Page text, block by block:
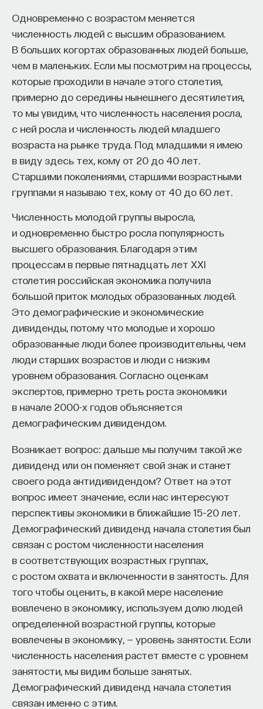
Одновременно с возрастом меняется
численность людей с высшим образованием.
В больших когортах образованных людей больше,
чем в маленьких. Если мы посмотрим на процессы,
которые проходили в начале этого столетия,
примерно до середины нынешнего десятилетия,
то мы увидим, что численность населения росла,
с ней росла и численность людей младшего
возраста на рынке труда. Под младшими я имею
в виду здесь тех, кому от 20 до 40 лет.
Старшими поколениями, старшими возрастными
группами я называю тех, кому от 40 до 60 лет.
Численность молодой группы выросла,
и одновременно быстро росла популярность
высшего образования. Благодаря этим
процессам в первые пятнадцать лет XXI
столетия российская экономика получила
большой приток молодых образованных людей.
Это демографические и экономические
дивиденды, потому что молодые и хорошо
образованные люди более производительны, чем
люди старших возрастов и люди с низким
уровнем образования. Согласно оценкам
экспертов, примерно треть роста экономики
в начале 2000-х годов объясняется
демографическим дивидендом.
Возникает вопрос: дальше мы получим такой же
дивиденд или он поменяет свой знак и станет
своего рода антидивидендом? Ответ на этот
вопрос имеет значение, если нас интересуют
перспективы экономики в ближайшие 15–20 лет.
Демографический дивиденд начала столетия был
связан с ростом численности населения
в соответствующих возрастных группах,
с ростом охвата и включенности в занятость. Для
того чтобы оценить, в какой мере население
вовлечено в экономику, используем долю людей
определенной возрастной группы, которые
вовлечены в экономику, — уровень занятости. Если
численность населения растет вместе с уровнем
занятости, мы видим больше занятых.
Демографический дивиденд начала столетия
связан именно с этим.
проекта имеют STEM-образование, при этом
заинтересованы в работе в инновационных
компаниях, но не знают, с чего начать.
Специалисты сталкиваются с тремя ключевыми
барьерами:
Недостаток информации о глобальных
индустриях и карьерных возможностях
мешает поиску подходящих ваканси; ​
Непрозрачные механизмы в инновационных
компаниях усложняют процесс
трудоустройства​;
Стереотипы не позволяют эффективно
конкурировать на международном рынке​.
Что такое Naukka Talents
Naukka Talents
— это не просто рекрутинговый
сервис, а комплексная платформа поддержки
инновационных индустриях. Сервис помогает
обучение, карьерное сопровождение и прямые
высококвалифицированных
Сервис создан для всех, кто хочет найти свой
Учёных, инженеров и исследователей
с опытом работы в научной сфере;
Специалистов с STEM-образованием,
желающих сменить сферу деятельности;
Тех, кто пока не имеет достаточного опыта
работы в индустрии, но стремится развивать
необходимые навыки.
Для уже готовых специалистов достаточно
оставить информацию о себе: образование, опыт
работы, навыки, интересы и владение
иностранными языками. КомандаNaukka Talents
будет искать, где эти навыки могут быть
применены, и поможет найти международную
deep tech или биотех компанию, где человек
сможет раскрыть свои таланты.​ Для тех, кто ещё
разное отношение к учебе. Кроме того, десятки
тысяч китайских студентов, обучающихся
за рубежом, затем возвращаются обратно
на родину.
Несмотря на отсутствие в Китае политических
партий, политическая система страны устроена
таким образом, что в ней есть конкуренция
и реальная сменяемость власти. Отсюда
вытекает достаточно эффективная система
государственного регулирования
и экономической политики, а также колоссальные
инфраструктуры.
Кроме того, государство делает огромные
инвестиции в научно-исследовательские
и опытно-конструкторские разработки (НИОКР).
По их доле в ВВП — 2% в 2012 году (в России,
к примеру, эта цифра равняется 1,1%, по данным
WDI) — Китай приближается к наиболее развитым
государствам.
Кроме того, следует отметить очень высокую
норму сбережений и накоплений — она является
одной из самых высоких в мире — 50% ВВП
(в России эта цифра равняется 28%) на 2012 год.
Этого удалось достичь благодаря низкой
налоговой нагрузке: доходы общего
правительства составляют всего лишь 20%
от ВВП страны, у нас же они достигают 41%.
Благодаря этим факторам в стране очень
высокий уровень монетизации экономики (М2/
ВВП), в 2013 году он достиг 186% (в нашей стране
он равняется 46%).
В Китае существуют очень мощные банки.
Четыре крупнейших банка страны входят
в десятку крупнейших банков мира по капиталу
и активам. (Сбербанк России является третьим
в мире по капиталу, но по активам не входит даже
в топ-100 по версииThe Banker2014.)
Благодаря развитой финансовой системе
в стране весьма развит и внутренний фондовый
рынок, только за счет первичного размещения